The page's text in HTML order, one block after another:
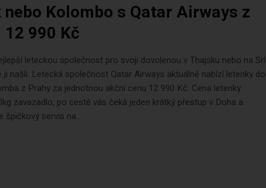
nebo Kolombo s Qatar Airways z
12 990 Kč
leteckou společnost pro svoji dovolenou v Thajsku nebo na Srí
ji našli. Letecká společnost Qatar Airways aktuálně nabízí letenky do
z Prahy za jednotnou akční cenu 12 990 Kč. Cena letenky
zavazadlo, po cestě vás čeká jeden krátký přestup v Doha a
špičkový servis na...